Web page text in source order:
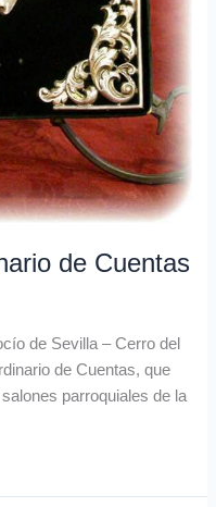
de Cuentas
de Sevilla – Cerro del
de Cuentas, que
parroquiales de la